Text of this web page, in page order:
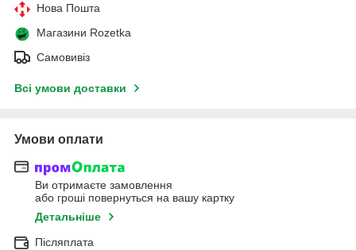
Нова Пошта
Магазини Rozetka
Самовивіз
Всі умови доставки
Умови оплати
Ви отримаєте замовлення
або гроші повернуться на вашу картку
Детальніше
Післяплата